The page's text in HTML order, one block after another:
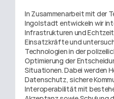
In Zusammenarbeit mit der
Ingolstadt entwickeln wir
Infrastrukturen und
Einsatzkräfte und
Technologien in der
Optimierung der
Situationen. Dabei werden
Datenschutz, sichere
Interoperabilität mit